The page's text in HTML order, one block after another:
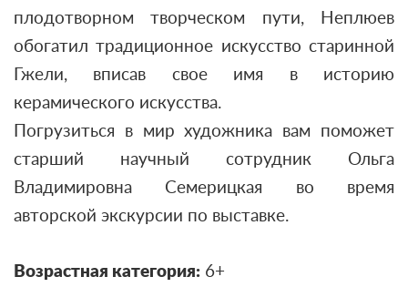
плодотворном творческом пути, Неплюев
обогатил традиционное искусство старинной
Гжели, вписав свое имя в историю
керамического искусства.
Погрузиться в мир художника вам поможет
старший научный сотрудник Ольга
Владимировна Семерицкая во время
авторской экскурсии по выставке.
Возрастная категория: 6+